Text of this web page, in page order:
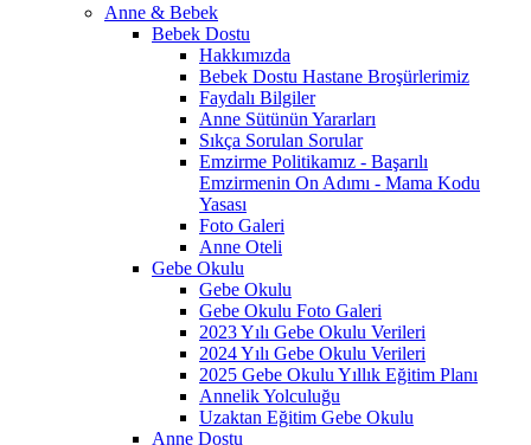
Anne & Bebek
Bebek Dostu
Hakkımızda
Bebek Dostu Hastane Broşürlerimiz
Faydalı Bilgiler
Anne Sütünün Yararları
Sıkça Sorulan Sorular
Emzirme Politikamız - Başarılı
Emzirmenin On Adımı - Mama Kodu
Yasası
Foto Galeri
Anne Oteli
Gebe Okulu
Gebe Okulu
Gebe Okulu Foto Galeri
2023 Yılı Gebe Okulu Verileri
2024 Yılı Gebe Okulu Verileri
2025 Gebe Okulu Yıllık Eğitim Planı
Annelik Yolculuğu
Uzaktan Eğitim Gebe Okulu
Anne Dostu